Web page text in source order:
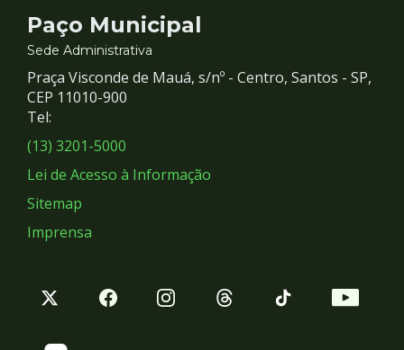
Contato
e
Redes
Sociais
Paço Municipal
Sede Administrativa
Praça Visconde de Mauá, s/nº - Centro, Santos - SP,
CEP 11010-900
Tel:
(13) 3201-5000
Lei de Acesso à Informação
Sitemap
Imprensa